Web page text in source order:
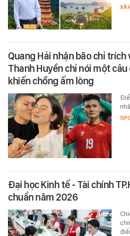
XÃ
Quang Hải nhận bão chỉ trích
Thanh Huyền chỉ nói một
khiến chồng ấm lòng
Đại học Kinh tế - Tài chính
chuẩn năm 2026